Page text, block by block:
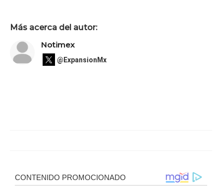
Más acerca del autor:
Notimex
@ExpansionMx